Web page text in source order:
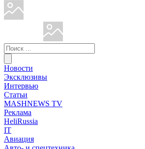
Новости
Эксклюзивы
Интервью
Статьи
MASHNEWS TV
Реклама
HeliRussia
IT
Авиация